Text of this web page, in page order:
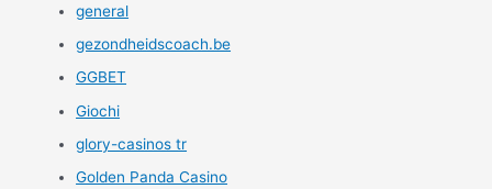
general
gezondheidscoach.be
GGBET
Giochi
glory-casinos tr
Golden Panda Casino